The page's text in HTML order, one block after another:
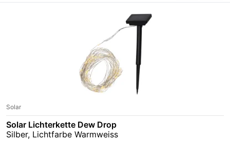
Solar
Solar Lichterkette Dew Drop
Silber, Lichtfarbe Warmweiss